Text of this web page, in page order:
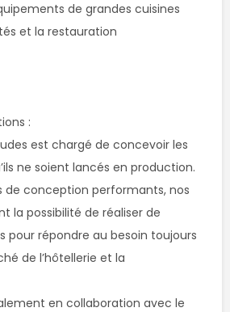
de grandes cuisines
et la restauration
:
est chargé de concevoir les
ne soient lancés en production.
de conception performants, nos
la possibilité de réaliser de
pour répondre au besoin toujours
de l’hôtellerie et la
en collaboration avec le